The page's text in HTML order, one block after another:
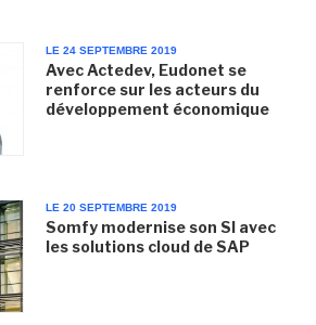
LE 24 SEPTEMBRE 2019
Avec Actedev, Eudonet se
renforce sur les acteurs du
développement économique
LE 20 SEPTEMBRE 2019
Somfy modernise son SI avec
les solutions cloud de SAP